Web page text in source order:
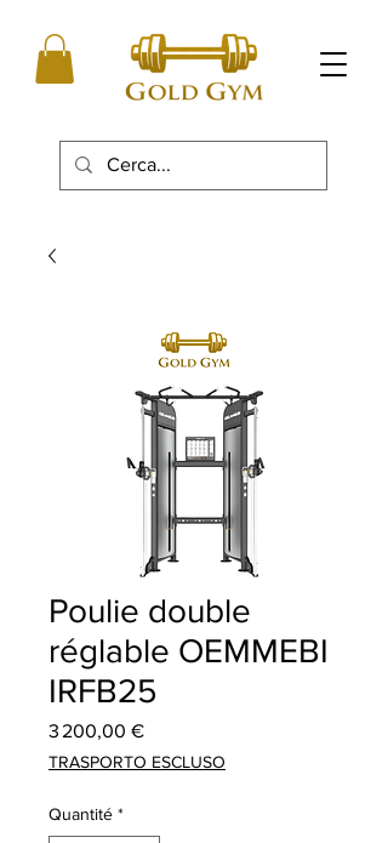
Poulie double
réglable OEMMEBI
IRFB25
3 200,00 €Prix
TRASPORTO ESCLUSO
Quantité *